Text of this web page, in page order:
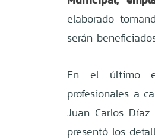
elaborado
serán
En el último
profesionales a
Juan Carlos
presentó los